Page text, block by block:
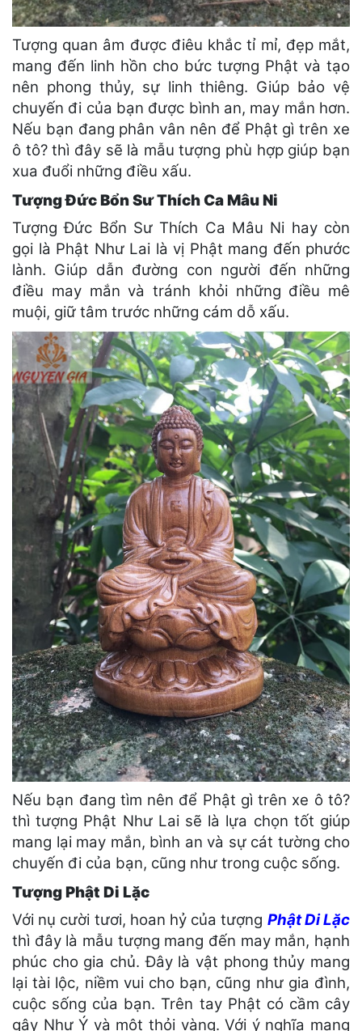
Tượng quan âm được điêu khắc tỉ mỉ, đẹp mắt,
mang đến linh hồn cho bức tượng Phật và tạo
nên phong thủy, sự linh thiêng. Giúp bảo vệ
chuyến đi của bạn được bình an, may mắn hơn.
Nếu bạn đang phân vân nên để Phật gì trên xe
ô tô? thì đây sẽ là mẫu tượng phù hợp giúp bạn
xua đuổi những điều xấu.
Tượng Đức Bổn Sư Thích Ca Mâu Ni
Tượng Đức Bổn Sư Thích Ca Mâu Ni hay còn
gọi là Phật Như Lai là vị Phật mang đến phước
lành. Giúp dẫn đường con người đến những
điều may mắn và tránh khỏi những điều mê
muội, giữ tâm trước những cám dỗ xấu.
Nếu bạn đang tìm nên để Phật gì trên xe ô tô?
thì tượng Phật Như Lai sẽ là lựa chọn tốt giúp
mang lại may mắn, bình an và sự cát tường cho
chuyến đi của bạn, cũng như trong cuộc sống.
Tượng Phật Di Lặc
Với nụ cười tươi, hoan hỷ của tượng Phật Di Lặc
thì đây là mẫu tượng mang đến may mắn, hạnh
phúc cho gia chủ. Đây là vật phong thủy mang
lại tài lộc, niềm vui cho bạn, cũng như gia đình,
cuộc sống của bạn. Trên tay Phật có cầm cây
gậy Như Ý và một thỏi vàng. Với ý nghĩa mang